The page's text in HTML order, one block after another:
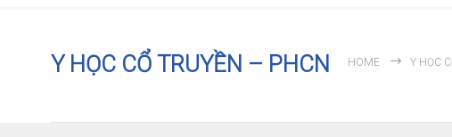
Y HỌC CỔ TRUYỀN – PHCN HOME Y HỌC